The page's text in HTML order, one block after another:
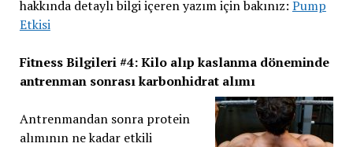
hakkında detaylı bilgi içeren yazım için bakınız: Pump
Etkisi
Fitness Bilgileri #4: Kilo alıp kaslanma döneminde
antrenman sonrası karbonhidrat alımı
Antrenmandan sonra protein
alımının ne kadar etkili